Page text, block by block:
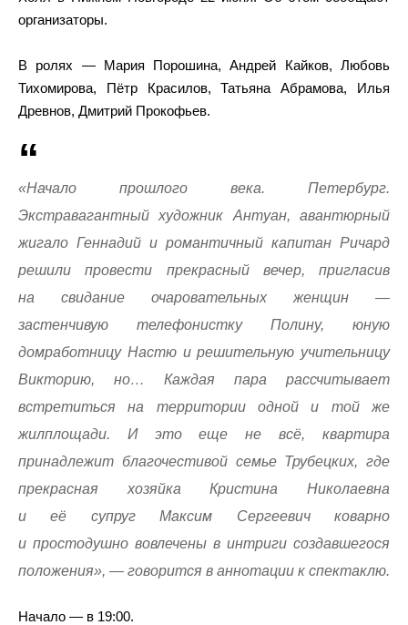
организаторы.
В ролях — Мария Порошина, Андрей Кайков, Любовь
Тихомирова, Пётр Красилов, Татьяна Абрамова, Илья
Древнов, Дмитрий Прокофьев.
«Начало прошлого века. Петербург.
Экстравагантный художник Антуан, авантюрный
жигало Геннадий и романтичный капитан Ричард
решили провести прекрасный вечер, пригласив
на свидание очаровательных женщин —
застенчивую телефонистку Полину, юную
домработницу Настю и решительную учительницу
Викторию, но… Каждая пара рассчитывает
встретиться на территории одной и той же
жилплощади. И это еще не всё, квартира
принадлежит благочестивой семье Трубецких, где
прекрасная хозяйка Кристина Николаевна
и её супруг Максим Сергеевич коварно
и простодушно вовлечены в интриги создавшегося
положения», — говорится в аннотации к спектаклю.
Начало — в 19:00.